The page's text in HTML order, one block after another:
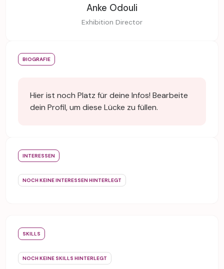
Anke Odouli
Exhibition Director
BIOGRAFIE
Hier ist noch Platz für deine Infos! Bearbeite
dein Profil, um diese Lücke zu füllen.
INTERESSEN
NOCH KEINE INTERESSEN HINTERLEGT
SKILLS
NOCH KEINE SKILLS HINTERLEGT